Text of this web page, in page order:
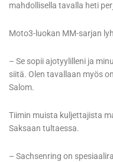
mahdollisella tavalla heti
Moto3-luokan MM-sarjan
– Se sopii ajotyylilleni ja
siitä. Olen tavallaan myös
Salom.
Tiimin muista kuljettajista
Saksaan tultaessa.
– Sachsenring on